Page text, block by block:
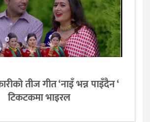
तीज गीत ‘नाइँ भन्न पाइँदैन ‘
टिकटकमा भाइरल